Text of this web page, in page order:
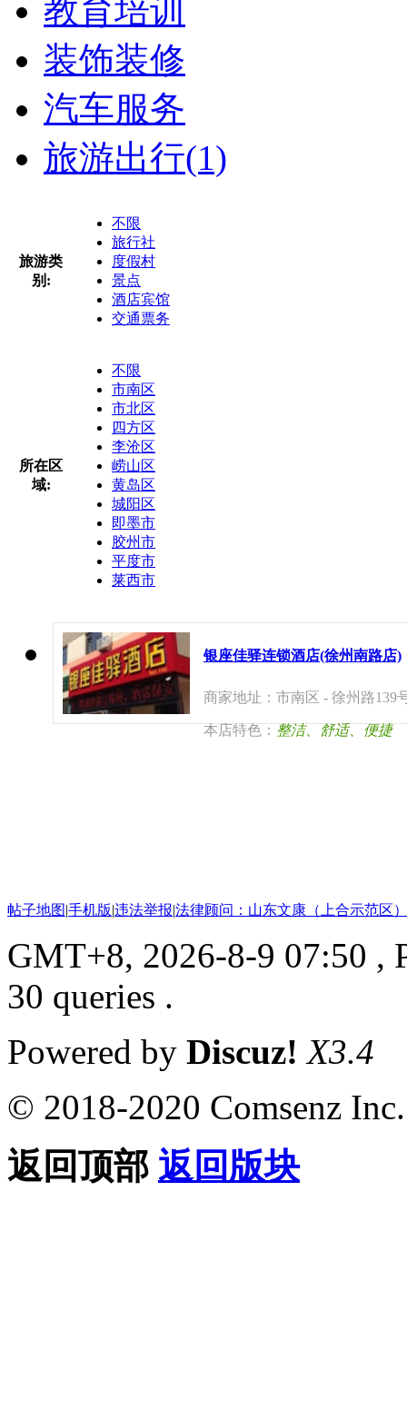
教育培训
装饰装修
汽车服务
旅游出行(1)
旅游类
别:
不限
旅行社
度假村
景点
酒店宾馆
交通票务
所在区
域:
不限
市南区
市北区
四方区
李沧区
崂山区
黄岛区
城阳区
即墨市
胶州市
平度市
莱西市
银座佳驿连锁酒店(徐州南路店)
商家地址：市南区 - 徐州路139
本店特色： 整洁、舒适、便捷
帖子地图|手机版|违法举报|法律顾问：山东文康（上合示范区
GMT+8, 2026-8-9 07:50 ,
30 queries .
Powered by Discuz! X3.4
© 2018-2020 Comsenz Inc.
返回顶部 返回版块